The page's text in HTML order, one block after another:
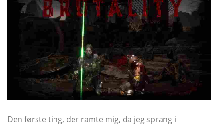
Den første ting, der ramte mig, da jeg sprang i